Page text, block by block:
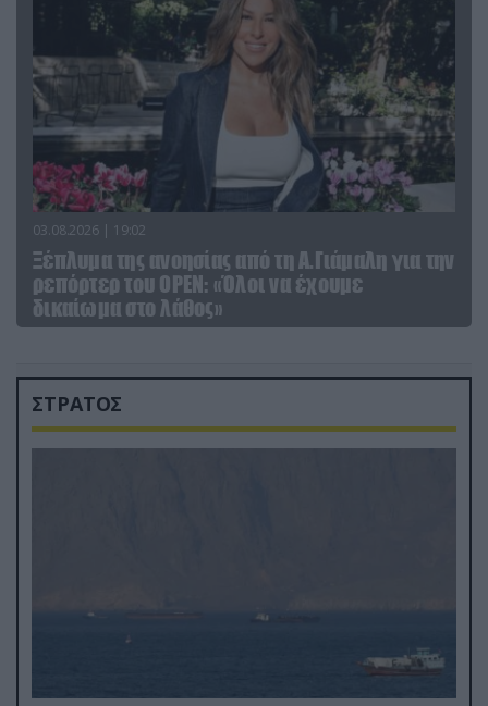
03.08.2026 | 19:02
Ξέπλυμα της ανοησίας από τη Α.Γιάμαλη για την
ρεπόρτερ του ΟΡΕΝ: «Όλοι να έχουμε
δικαίωμα στο λάθος»
ΣΤΡΑΤΟΣ